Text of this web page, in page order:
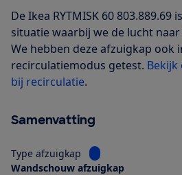
De Ikea RYTMISK 60 803.889.69
situatie waarbij we de lucht
We hebben deze afzuigkap ook
recirculatiemodus getest.
bij recirculatie.
Samenvatting
Type afzuigkap
Bekijk informatie
Wandschouw afzuigkap